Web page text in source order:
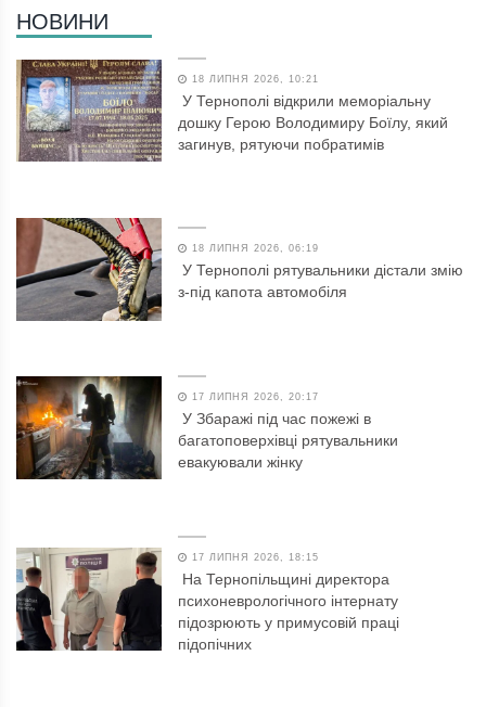
НОВИНИ
18 ЛИПНЯ 2026, 10:21
У Тернополі відкрили меморіальну
дошку Герою Володимиру Боїлу, який
загинув, рятуючи побратимів
18 ЛИПНЯ 2026, 06:19
У Тернополі рятувальники дістали змію
з-під капота автомобіля
17 ЛИПНЯ 2026, 20:17
У Збаражі під час пожежі в
багатоповерхівці рятувальники
евакуювали жінку
17 ЛИПНЯ 2026, 18:15
На Тернопільщині директора
психоневрологічного інтернату
підозрюють у примусовій праці
підопічних